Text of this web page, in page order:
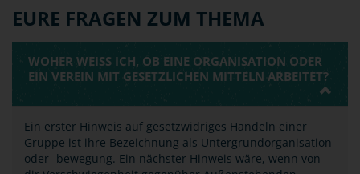
EURE FRAGEN ZUM THEMA
WOHER WEISS ICH, OB EINE ORGANISATION ODER E
IN VEREIN MIT GESETZLICHEN MITTELN ARBEITET?
Ein erster Hinweis auf gesetzwidriges Handeln einer
Gruppe ist ihre Bezeichnung als Untergrundorganisation
oder -bewegung. Ein nächster Hinweis wäre, wenn von